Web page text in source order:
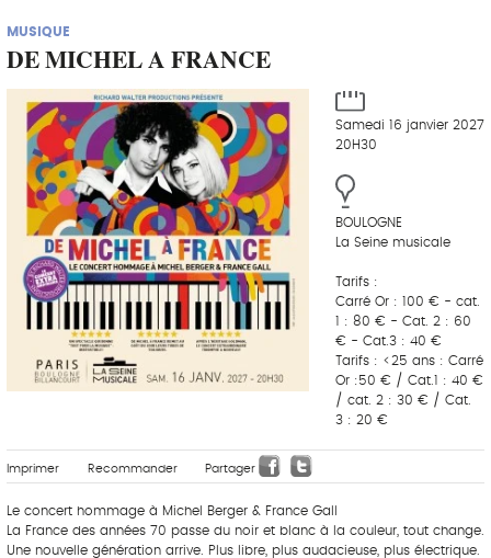
MUSIQUE
DE MICHEL A FRANCE
Samedi 16 janvier 2027
20H30
BOULOGNE
La Seine musicale
Tarifs :
Carré Or : 100 € - cat.
1 : 80 € - Cat. 2 : 60
€ - Cat.3 : 40 €
Tarifs : <25 ans : Carré
Or :50 € / Cat.1 : 40 €
/ cat. 2 : 30 € / Cat.
3 : 20 €
Imprimer Recommander Partager
Le concert hommage à Michel Berger & France Gall
La France des années 70 passe du noir et blanc à la couleur, tout change.
Une nouvelle génération arrive. Plus libre, plus audacieuse, plus électrique.